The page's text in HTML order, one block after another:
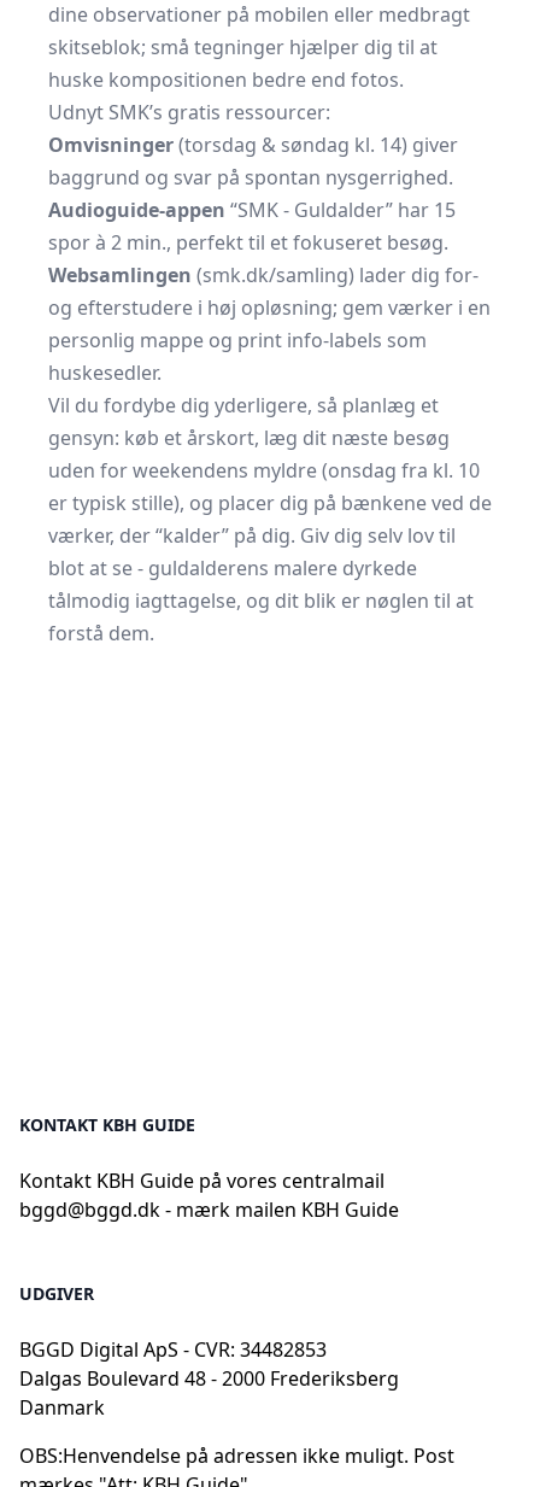
dine observationer på mobilen eller medbragt
skitseblok; små tegninger hjælper dig til at
huske kompositionen bedre end fotos.
Udnyt SMK’s gratis ressourcer:
Omvisninger(torsdag & søndag kl. 14) giver
baggrund og svar på spontan nysgerrighed.
Audioguide-appen “SMK - Guldalder” har 15
spor à 2 min., perfekt til et fokuseret besøg.
Websamlingen (smk.dk/samling) lader dig for-
og efterstudere i høj opløsning; gem værker i en
personlig mappe og print info-labels som
huskesedler.
Vil du fordybe dig yderligere, så planlæg et
gensyn: køb et årskort, læg dit næste besøg
uden for weekendens myldre (onsdag fra kl. 10
er typisk stille), og placer dig på bænkene ved de
værker, der “kalder” på dig. Giv dig selv lov til
blot at se - guldalderens malere dyrkede
tålmodig iagttagelse, og dit blik er nøglen til at
forstå dem.
KONTAKT KBH GUIDE
Kontakt KBH Guide på vores centralmail
bggd@bggd.dk- mærk mailen KBH Guide
UDGIVER
BGGD Digital ApS - CVR: 34482853
Dalgas Boulevard 48 - 2000 Frederiksberg
Danmark
OBS:Henvendelse på adressen ikke muligt. Post